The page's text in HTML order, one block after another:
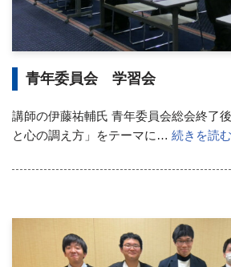
青年委員会 学習会
講師の伊藤祐輔氏 青年委員会総会終了
と心の調え方」をテーマに… 続きを読